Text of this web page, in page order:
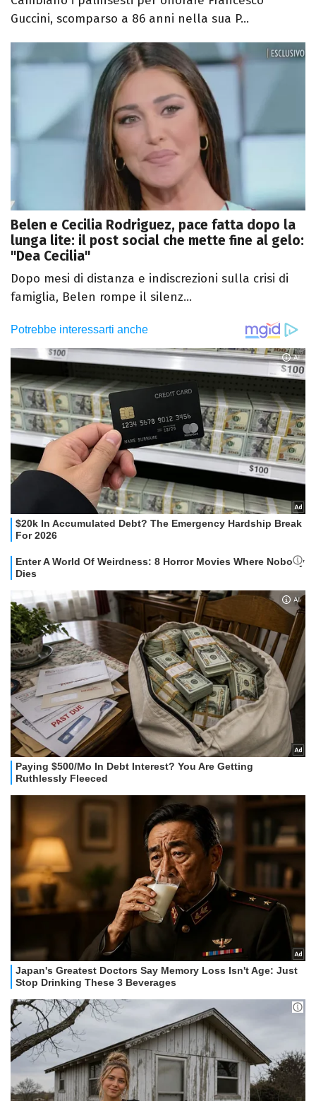
Guccini, scomparso a 86 anni nella sua P...
Belen e Cecilia Rodriguez, pace fatta dopo la
lunga lite: il post social che mette fine al gelo:
"Dea Cecilia"
Dopo mesi di distanza e indiscrezioni sulla crisi di
famiglia, Belen rompe il silenz...